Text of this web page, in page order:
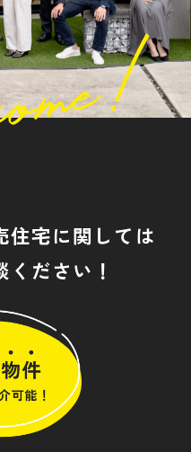
住宅に関しては
ださい！